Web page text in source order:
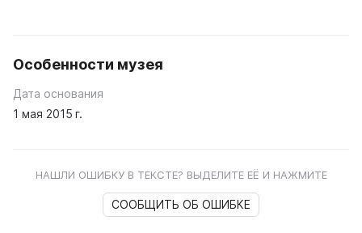
Особенности музея
Дата основания
1 мая 2015 г.
НАШЛИ ОШИБКУ В ТЕКСТЕ? ВЫДЕЛИТЕ ЕЁ И НАЖМИТЕ
СООБЩИТЬ ОБ ОШИБКЕ